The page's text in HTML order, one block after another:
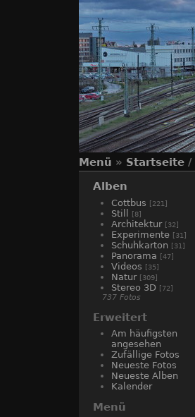
Menü » Startseite /
Alben
Cottbus [221]
Still [8]
Architektur [32]
Experimente [31]
Schuhkarton [31]
Panorama [47]
Videos [35]
Natur [309]
Stereo 3D [72]
737 Fotos
Erweitert
Am häufigsten
angesehen
Zufällige Fotos
Neueste Fotos
Neueste Alben
Kalender
Menü